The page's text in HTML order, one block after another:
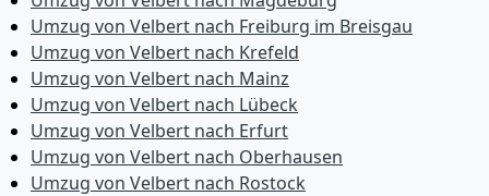
Umzug von Velbert nach Freiburg im Breisgau
Umzug von Velbert nach Krefeld
Umzug von Velbert nach Mainz
Umzug von Velbert nach Lübeck
Umzug von Velbert nach Erfurt
Umzug von Velbert nach Oberhausen
Umzug von Velbert nach Rostock